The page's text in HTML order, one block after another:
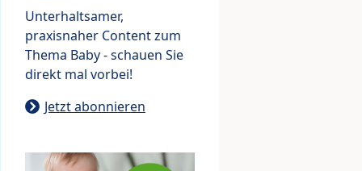
Unterhaltsamer,
praxisnaher Content zum
Thema Baby - schauen Sie
direkt mal vorbei!
Jetzt abonnieren